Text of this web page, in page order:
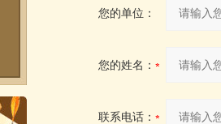
您的单位：
您的姓名：
联系电话：